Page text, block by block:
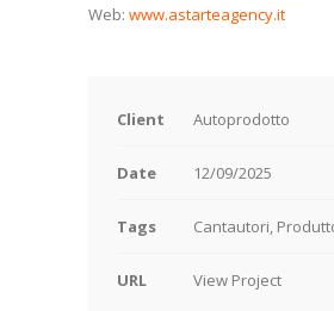
Web: www.astarteagency.it
Client Autoprodotto
Date 12/09/2025
Tags Cantautori,
URL View Project